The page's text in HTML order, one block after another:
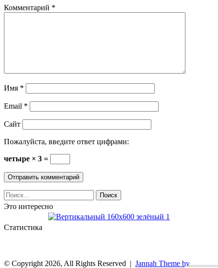
Комментарий *
Имя *
Email *
Сайт
Пожалуйста, введите ответ цифрами:
четыре × 3 =
Найти:
Это интересно
Статистика
© Copyright 2026, All Rights Reserved | Jannah Theme by